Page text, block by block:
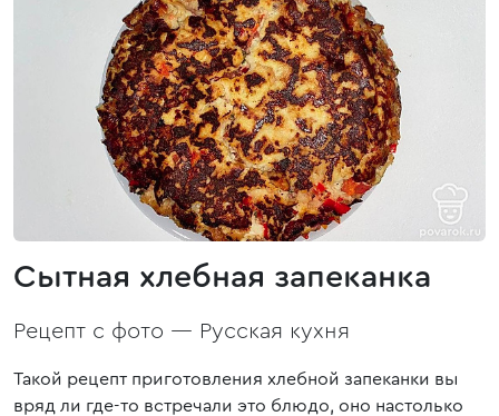
Сытная хлебная запеканка
Рецепт с фото — Русская кухня
Такой рецепт приготовления хлебной запеканки вы
вряд ли где-то встречали это блюдо, оно настолько